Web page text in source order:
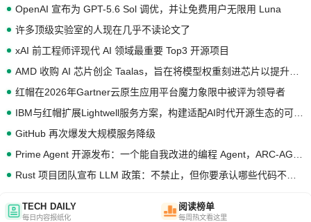
OpenAI 宣布为 GPT-5.6 Sol 调优，并让免费用户无限用 Luna
许多顶级实验室的人现在几乎不读论文了
xAI 前工程师评现代 AI 领域最重要 Top3 开源项目
红帽在2026年Gartner云原生应用平台魔力象限中被评为领导者
GitHub 再次爆发大规模服务降级
TECH DAILY
每日内容报纸化
阅读榜单
每周热文看这里